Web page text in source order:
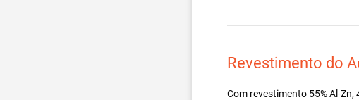
Revestimento do
Com revestimento 55% Al-Zn,